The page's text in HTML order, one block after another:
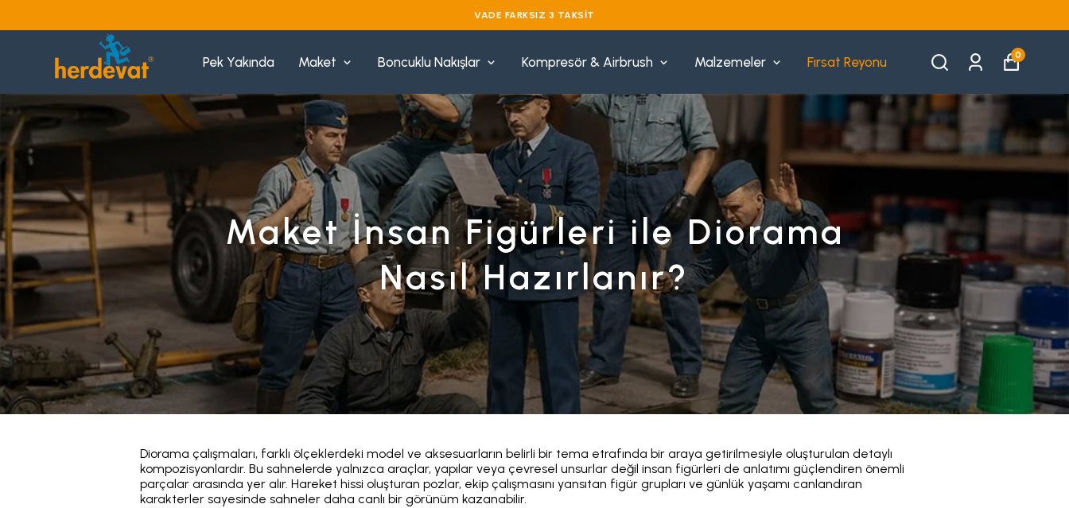
VADE FARKSIZ 3 TAKSIT
Pek Yakında Maket Boncuklu Nakışlar Kompresör & Airbrush Malzemeler Fırsat Reyonu 0
Maket İnsan Figürleri ile Diorama
Nasıl Hazırlanır?
Diorama çalışmaları, farklı ölçeklerdeki model ve aksesuarların belirli bir tema etrafında bir araya getirilmesiyle oluşturulan detaylı
kompozisyonlardır. Bu sahnelerde yalnızca araçlar, yapılar veya çevresel unsurlar değil insan figürleri de anlatımı güçlendiren önemli
parçalar arasında yer alır. Hareket hissi oluşturan pozlar, ekip çalışmasını yansıtan figür grupları ve günlük yaşamı canlandıran
karakterler sayesinde sahneler daha canlı bir görünüm kazanabilir.